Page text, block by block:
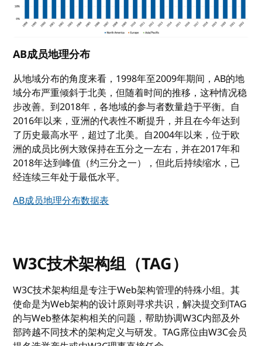
AB成员地理分布
从地域分布的角度来看，1998年至2009年期间，AB的地
域分布严重倾斜于北美，但随着时间的推移，这种情况稳
步改善。到2018年，各地域的参与者数量趋于平衡。自
2016年以来，亚洲的代表性不断提升，并且在今年达到
了历史最高水平，超过了北美。自2004年以来，位于欧
洲的成员比例大致保持在五分之一左右，并在2017年和
2018年达到峰值（约三分之一），但此后持续缩水，已
经连续三年处于最低水平。
AB成员地理分布数据表
W3C技术架构组（TAG）
W3C技术架构组是专注于Web架构管理的特殊小组。其
使命是为Web架构的设计原则寻求共识，解决提交到TAG
的与Web整体架构相关的问题，帮助协调W3C内部及外
部跨越不同技术的架构定义与研发。TAG席位由W3C会员